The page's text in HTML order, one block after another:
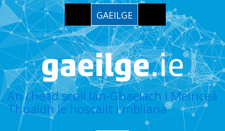
GAEILGE
An chéad scoil lán-Ghaelach i Meiriceá
Thuaidh le hoscailt i mbliana